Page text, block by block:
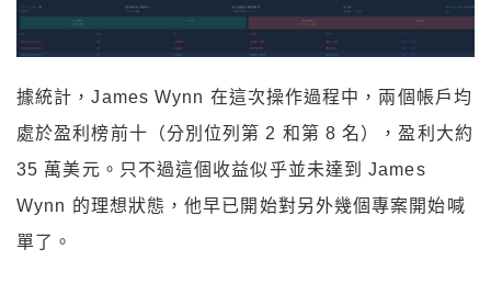
據統計，James Wynn 在這次操作過程中，兩個帳戶均
處於盈利榜前十（分別位列第 2 和第 8 名），盈利大約
35 萬美元。只不過這個收益似乎並未達到 James
Wynn 的理想狀態，他早已開始對另外幾個專案開始喊
單了。